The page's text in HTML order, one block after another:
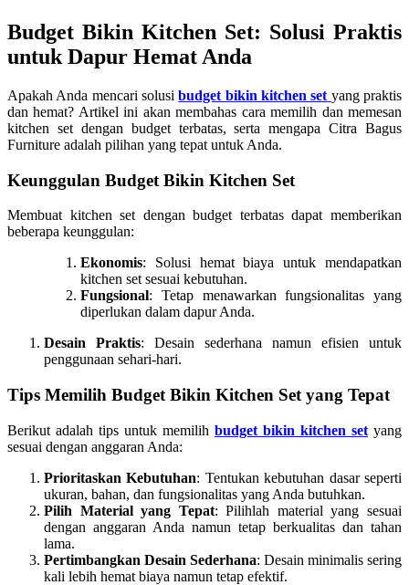
Budget Bikin Kitchen Set: Solusi Praktis
untuk Dapur Hemat Anda
Apakah Anda mencari solusibudget bikin kitchen set yang praktis
dan hemat? Artikel ini akan membahas cara memilih dan memesan
kitchen set dengan budget terbatas, serta mengapa Citra Bagus
Furniture adalah pilihan yang tepat untuk Anda.
Keunggulan Budget Bikin Kitchen Set
Membuat kitchen set dengan budget terbatas dapat memberikan
beberapa keunggulan:
Ekonomis: Solusi hemat biaya untuk mendapatkan
kitchen set sesuai kebutuhan.
Fungsional: Tetap menawarkan fungsionalitas yang
diperlukan dalam dapur Anda.
Desain Praktis: Desain sederhana namun efisien untuk
penggunaan sehari-hari.
Tips Memilih Budget Bikin Kitchen Set yang Tepat
Berikut adalah tips untuk memilih budget bikin kitchen set yang
sesuai dengan anggaran Anda:
Prioritaskan Kebutuhan: Tentukan kebutuhan dasar seperti
ukuran, bahan, dan fungsionalitas yang Anda butuhkan.
Pilih Material yang Tepat: Pilihlah material yang sesuai
dengan anggaran Anda namun tetap berkualitas dan tahan
lama.
Pertimbangkan Desain Sederhana: Desain minimalis sering
kali lebih hemat biaya namun tetap efektif.